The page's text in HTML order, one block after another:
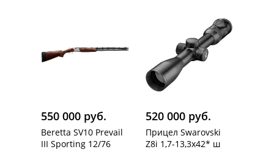
550 000 руб.
Beretta SV10 Prevail
III Sporting 12/76
520 000 руб.
Прицел Swarovski
Z8i 1,7-13,3х42* ш